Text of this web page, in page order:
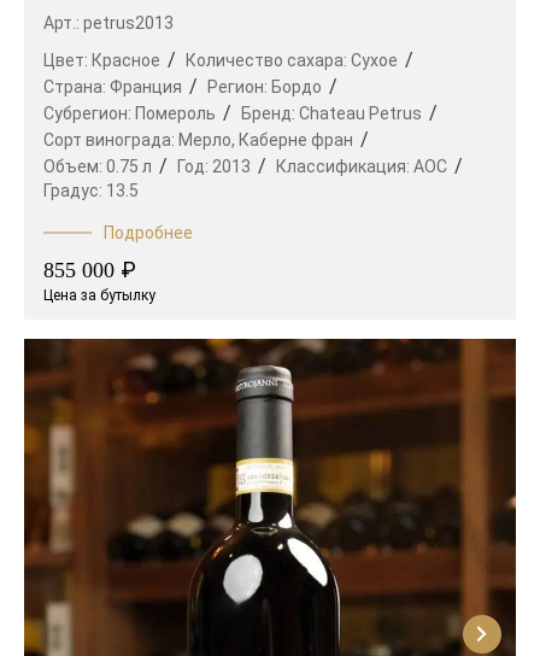
Арт.: petrus2013
Цвет: Красное Количество сахара: Сухое
Страна: Франция Регион: Бордо
Субрегион: Помероль Бренд: Chateau Petrus
Сорт винограда: Мерло, Каберне фран
Объем: 0.75 л Год: 2013 Классификация: AOC
Градус: 13.5
Подробнее
855 000 ₽
Цена за бутылку